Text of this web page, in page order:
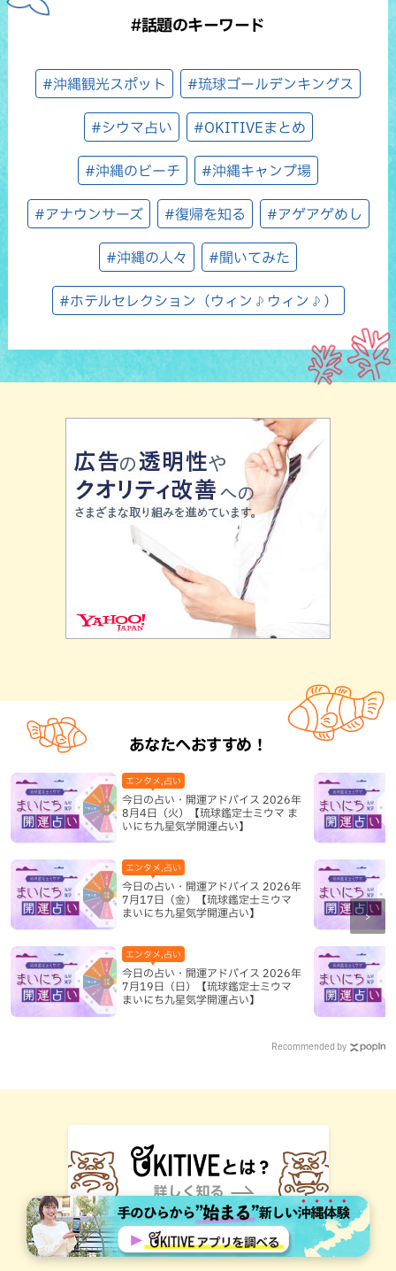
#話題のキーワード
#沖縄観光スポット #琉球ゴールデンキングス
#シウマ占い #OKITIVEまとめ
#沖縄のビーチ #沖縄キャンプ場
#アナウンサーズ #復帰を知る #アゲアゲめし
#沖縄の人々 #聞いてみた
#ホテルセレクション（ウィン♪ウィン♪）
あなたへおすすめ！
今日の占い・開運アドバイス 2026年
8月4日（火）【琉球鑑定士ミウマ ま
いにち九星気学開運占い】
エンタメ,占い
今日の占い・開運アドバイス 2026年
7月17日（金）【琉球鑑定士ミウマ
まいにち九星気学開運占い】
エンタメ,占い
今日の占い・開運アドバイス 2026年
7月19日（日）【琉球鑑定士ミウマ
まいにち九星気学開運占い】
エンタメ,占い
Recommended by